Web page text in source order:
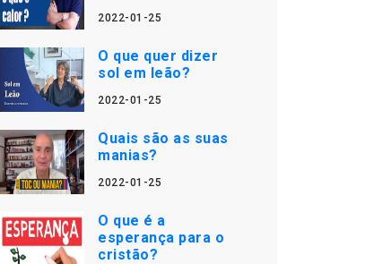
2022-01-25
O que quer dizer
sol em leão?
2022-01-25
Quais são as suas
manias?
2022-01-25
O que é a
esperança para o
cristão?